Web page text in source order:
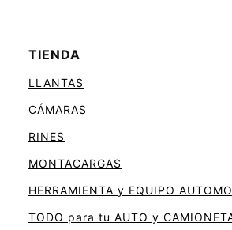
TIENDA
LLANTAS
CÁMARAS
RINES
MONTACARGAS
HERRAMIENTA y EQUIPO
TODO para tu AUTO y